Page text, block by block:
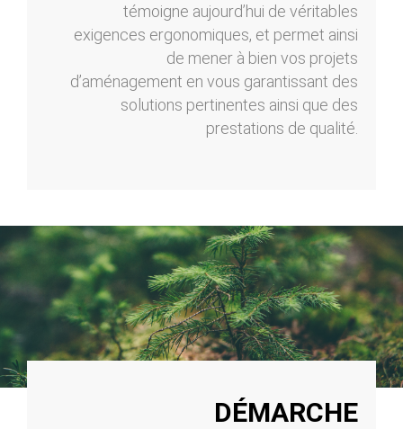
témoigne aujourd’hui de véritables
exigences ergonomiques, et permet ainsi
de mener à bien vos projets
d’aménagement en vous garantissant des
solutions pertinentes ainsi que des
prestations de qualité.
DÉMARCHE